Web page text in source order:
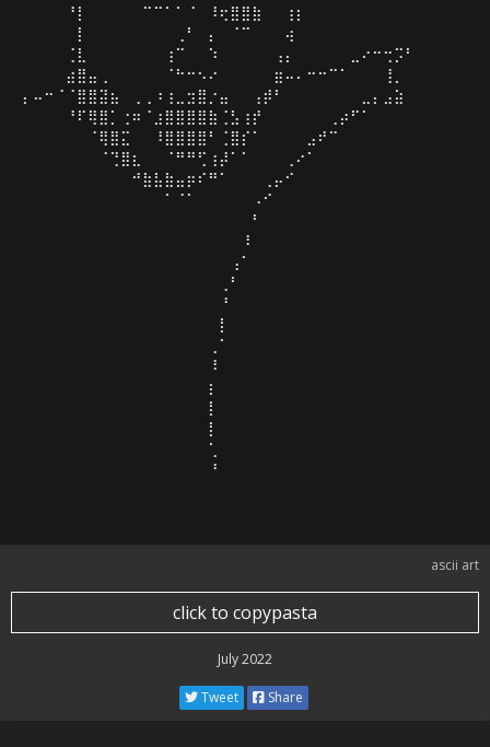
⠀⠀⠀⠀⠀⠀⠀⠀⠀⠀⠀⠀⠀⠀⠀⠀⠀⠘⠀⠀⠀⠀⠀⠀⠀⠀⠀⠀
ascii art
click to copypasta
July 2022
Tweet Share